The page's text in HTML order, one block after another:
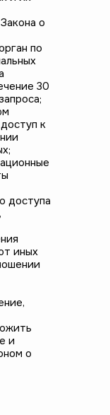
о
по
30
к
доступа
иных
и
о